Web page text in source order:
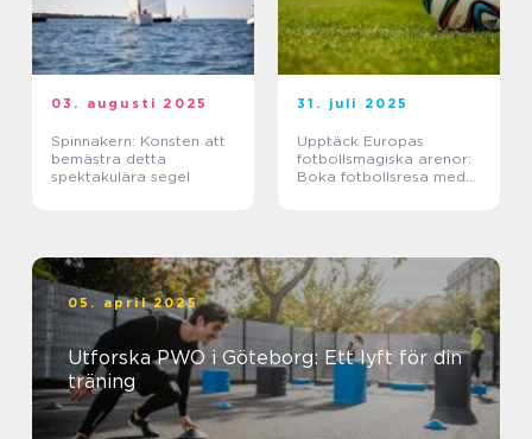
03. augusti 2025
Spinnakern: Konsten att
bemästra detta
spektakulära segel
31. juli 2025
Upptäck Europas
fotbollsmagiska arenor:
Boka fotbollsresa med
05. april 2025
Utforska PWO i Göteborg: Ett lyft för din
träning